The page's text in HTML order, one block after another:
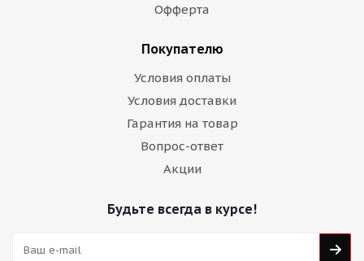
Офферта
Покупателю
Условия оплаты
Условия доставки
Гарантия на товар
Вопрос-ответ
Акции
Будьте всегда в курсе!